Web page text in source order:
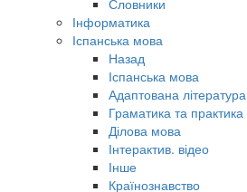
Словники
Інформатика
Іспанська мова
Назад
Іспанська мова
Адаптована література
Граматика та практика
Ділова мова
Інтерактив. відео
Інше
Країнознавство